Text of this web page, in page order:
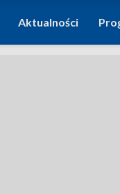
Aktualności